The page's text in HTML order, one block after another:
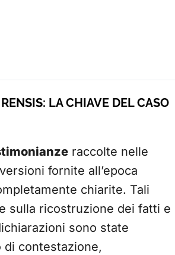
LA CHIAVE DEL CASO
raccolte nelle
fornite all’epoca
chiarite. Tali
sulla ricostruzione dei fatti e
sono state
contestazione,